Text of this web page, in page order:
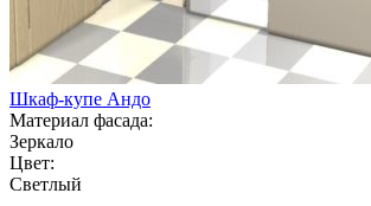
Шкаф-купе Андо
Материал фасада:
Зеркало
Цвет:
Светлый